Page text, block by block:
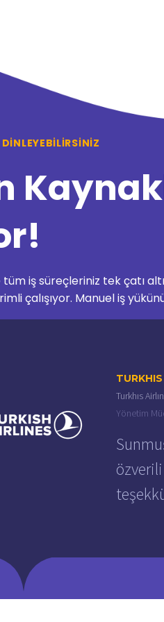
tüm iş süreçleriniz tek çatı
çalışıyor. Manuel iş
Turkhıs
Yönetim